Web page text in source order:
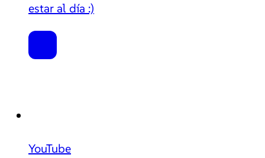
estar al día :)
YouTube